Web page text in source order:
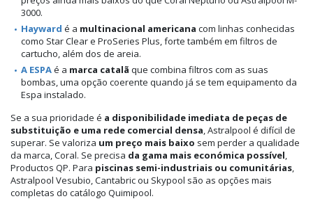
3000.
Hayward é a multinacional americana com linhas conhecidas
como Star Clear e ProSeries Plus, forte também em filtros de
cartucho, além dos de areia.
A ESPAé a marca catalã que combina filtros com as suas
bombas, uma opção coerente quando já se tem equipamento da
Espa instalado.
Se a sua prioridade é a disponibilidade imediata de peças de
substituição e uma rede comercial densa, Astralpool é difícil de
superar. Se valoriza um preço mais baixo sem perder a qualidade
da marca, Coral. Se precisa da gama mais económica possível,
Productos QP. Para piscinas semi-industriais ou comunitárias,
Astralpool Vesubio, Cantabric ou Skypool são as opções mais
completas do catálogo Quimipool.